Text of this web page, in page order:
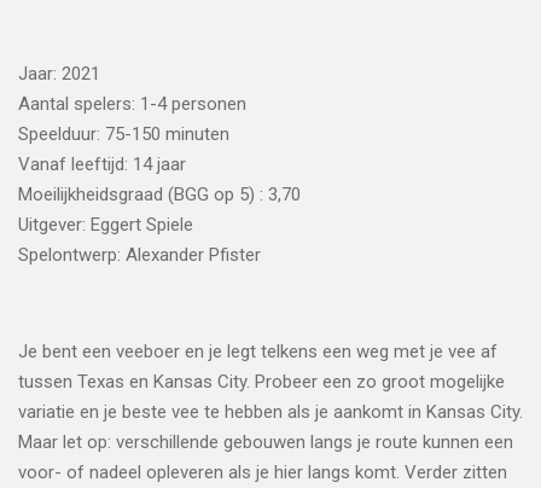
Jaar: 2021
Aantal spelers: 1-4 personen
Speelduur: 75-150 minuten
Vanaf leeftijd: 14 jaar
Moeilijkheidsgraad (BGG op 5) : 3,70
Uitgever: Eggert Spiele
Spelontwerp: Alexander Pfister
Je bent een veeboer en je legt telkens een weg met je vee af
tussen Texas en Kansas City. Probeer een zo groot mogelijke
variatie en je beste vee te hebben als je aankomt in Kansas City.
Maar let op: verschillende gebouwen langs je route kunnen een
voor- of nadeel opleveren als je hier langs komt. Verder zitten